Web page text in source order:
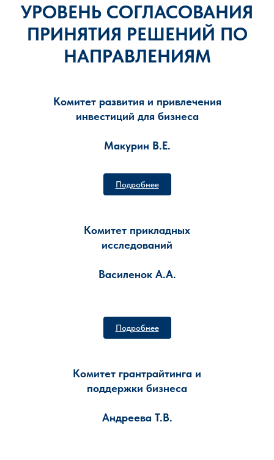
УРОВЕНЬ СОГЛАСОВАНИЯ
ПРИНЯТИЯ РЕШЕНИЙ ПО
НАПРАВЛЕНИЯМ
Комитет развития и привлечения
инвестиций для бизнеса
Макурин В.Е.
Подробнее
Комитет прикладных
исследований
Василенок А.А.
Подробнее
Комитет грантрайтинга и
поддержки бизнеса
Андреева Т.В.